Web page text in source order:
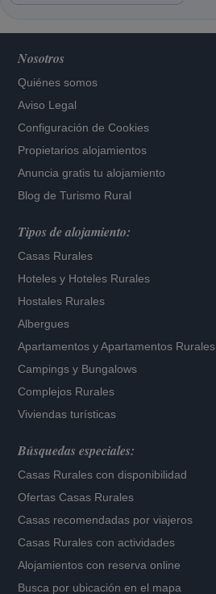
Nosotros
Quiénes somos
Aviso Legal
Configuración de Cookies
Propietarios alojamientos
Anuncia gratis tu alojamiento
Blog de Turismo Rural
Tipos de alojamiento:
Casas Rurales
Hoteles y Hoteles Rurales
Hostales Rurales
Albergues
Apartamentos yApartamentos Rurales
Campings y Bungalows
Complejos Rurales
Viviendas turísticas
Búsquedas especiales:
Casas Rurales con disponibilidad
Ofertas Casas Rurales
Casas recomendadas por viajeros
Casas Rurales con actividades
Alojamientos con reserva online
Busca por ubicación en el mapa